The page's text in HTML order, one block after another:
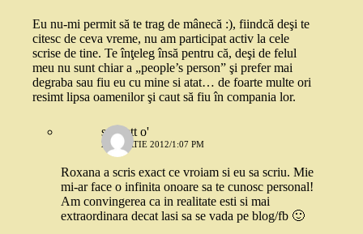
Eu nu-mi permit să te trag de mânecă :), fiindcă deşi te
citesc de ceva vreme, nu am participat activ la cele
scrise de tine. Te înţeleg însă pentru că, deşi de felul
meu nu sunt chiar a „people’s person” şi prefer mai
degraba sau fiu eu cu mine si atat… de foarte multe ori
resimt lipsa oamenilor şi caut să fiu în compania lor.
scarlett o'
23 MARTIE 2012/1:07 PM
Roxana a scris exact ce vroiam si eu sa scriu. Mie
mi-ar face o infinita onoare sa te cunosc personal!
Am convingerea ca in realitate esti si mai
extraordinara decat lasi sa se vada pe blog/fb 🙂